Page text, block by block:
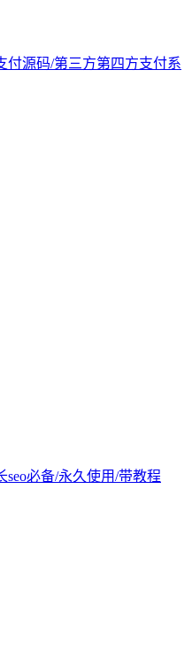
付源码/第三方第四方支付系
必备/永久使用/带教程